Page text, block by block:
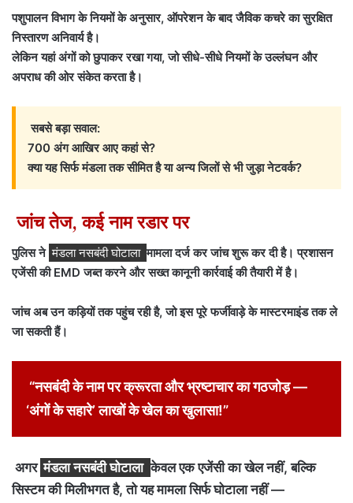
पशुपालन विभाग के नियमों के अनुसार, ऑपरेशन के बाद जैविक कचरे का सुरक्षित
निस्तारण अनिवार्य है।
लेकिन यहां अंगों को छुपाकर रखा गया, जो सीधे-सीधे नियमों के उल्लंघन और
अपराध की ओर संकेत करता है।
सबसे बड़ा सवाल:
700 अंग आखिर आए कहां से?
क्या यह सिर्फ मंडला तक सीमित है या अन्य जिलों से भी जुड़ा नेटवर्क?
जांच तेज, कई नाम रडार पर
पुलिस ने मंडला नसबंदी घोटाला मामला दर्ज कर जांच शुरू कर दी है। प्रशासन
एजेंसी की EMD जब्त करने और सख्त कानूनी कार्रवाई की तैयारी में है।
जांच अब उन कड़ियों तक पहुंच रही है, जो इस पूरे फर्जीवाड़े के मास्टरमाइंड तक ले
जा सकती हैं।
“नसबंदी के नाम पर क्रूरता और भ्रष्टाचार का गठजोड़ —
‘अंगों के सहारे’ लाखों के खेल का खुलासा!”
अगर मंडला नसबंदी घोटाला केवल एक एजेंसी का खेल नहीं, बल्कि
सिस्टम की मिलीभगत है, तो यह मामला सिर्फ घोटाला नहीं —